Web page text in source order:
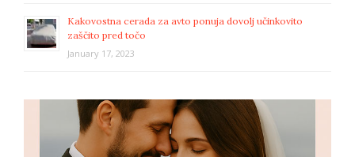
Kakovostna cerada za avto ponuja dovolj učinkovito
zaščito pred točo
January 17, 2023